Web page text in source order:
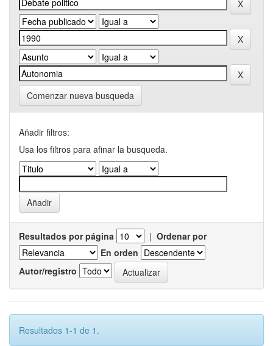
Comenzar nueva busqueda
Añadir filtros:
Usa los filtros para afinar la busqueda.
Resultados por página | Ordenar por
En orden
Autor/registro
Resultados 1-1 de 1.